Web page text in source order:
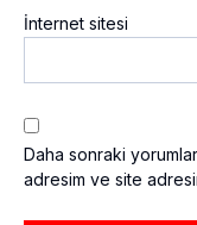
İnternet sitesi
Daha sonraki
adresim ve site